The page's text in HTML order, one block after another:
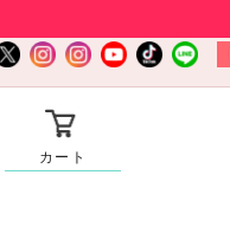
カート